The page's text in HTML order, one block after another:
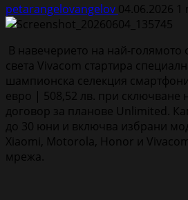
petarangelovangelov 04.06.2026 1
В навечерието на най-голямото
света Vivacom стартира
шампионска селекция
евро | 508,52 лв. при сключване
договор за планове Unlimited.
до 30 юни и включва избрани
Xiaomi, Motorola, Honor и
мрежа.